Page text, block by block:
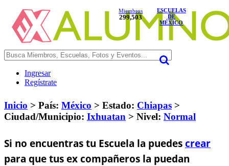
Miembros
299,503
ESCUELAS
DE
MÉXICO
Ingresar
Regístrate
Inicio > País: México > Estado: Chiapas >
Ciudad/Municipio: Ixhuatan > Nivel: Normal
Si no encuentras tu Escuela la puedescrear
para que tus ex compañeros la puedan